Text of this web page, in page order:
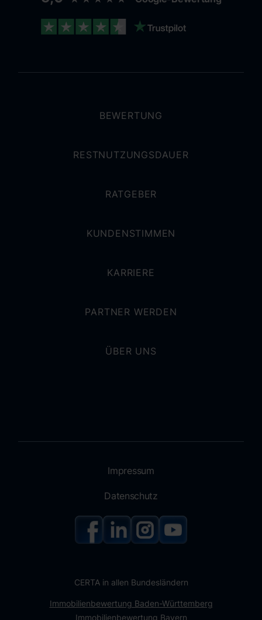
BEWERTUNG
RESTNUTZUNGSDAUER
RATGEBER
KUNDENSTIMMEN
KARRIERE
PARTNER WERDEN
ÜBER UNS
Impressum
Datenschutz
CERTA in allen Bundesländern
Immobilienbewertung Baden-Württemberg
Immobilienbewertung Bayern